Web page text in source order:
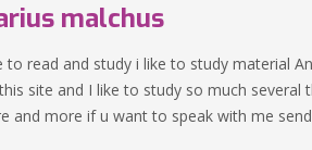
malchus
to read and study i like to study material
site and I like to study so much
and more if u want to speak with me